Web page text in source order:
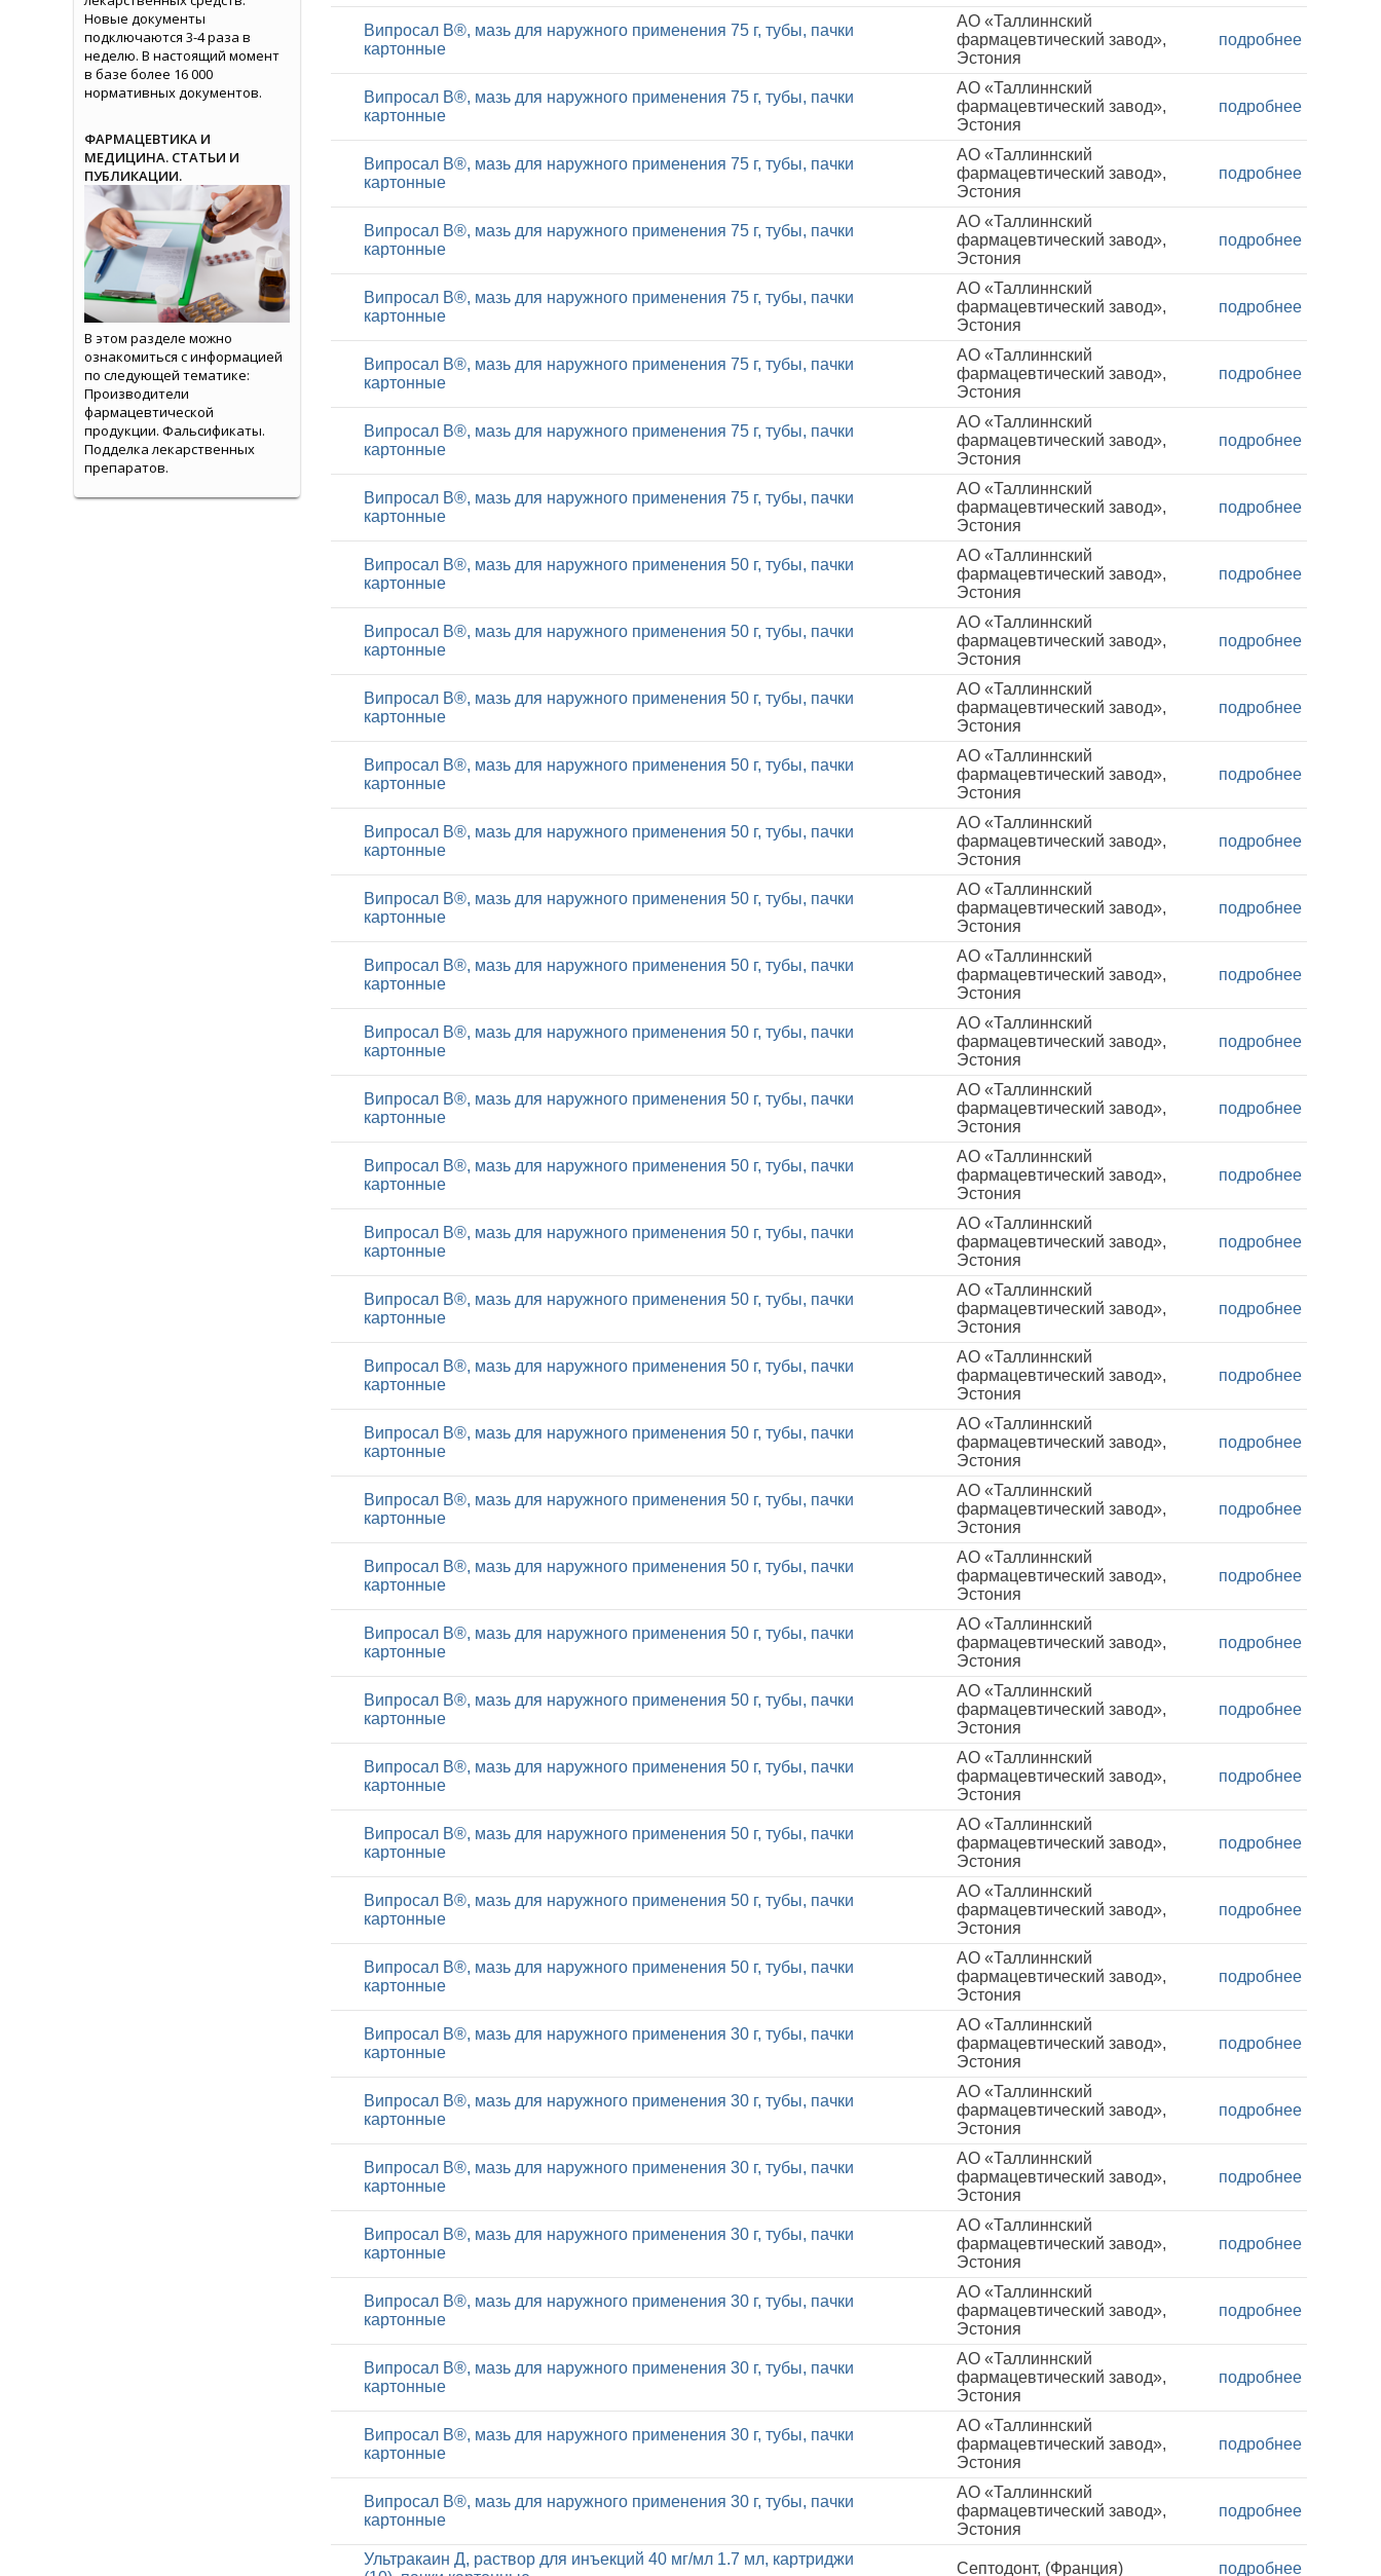
Випросал В®, мазь для наружного применения 75 г, тубы, пачки
картонные
АО «Таллиннский
фармацевтический завод»,
Эстония
подробнее
Випросал В®, мазь для наружного применения 75 г, тубы, пачки
картонные
АО «Таллиннский
фармацевтический завод»,
Эстония
подробнее
Випросал В®, мазь для наружного применения 75 г, тубы, пачки
картонные
АО «Таллиннский
фармацевтический завод»,
Эстония
подробнее
Випросал В®, мазь для наружного применения 75 г, тубы, пачки
картонные
АО «Таллиннский
фармацевтический завод»,
Эстония
подробнее
Випросал В®, мазь для наружного применения 75 г, тубы, пачки
картонные
АО «Таллиннский
фармацевтический завод»,
Эстония
подробнее
Випросал В®, мазь для наружного применения 75 г, тубы, пачки
картонные
АО «Таллиннский
фармацевтический завод»,
Эстония
подробнее
Випросал В®, мазь для наружного применения 75 г, тубы, пачки
картонные
АО «Таллиннский
фармацевтический завод»,
Эстония
подробнее
Випросал В®, мазь для наружного применения 75 г, тубы, пачки
картонные
АО «Таллиннский
фармацевтический завод»,
Эстония
подробнее
Випросал В®, мазь для наружного применения 50 г, тубы, пачки
картонные
АО «Таллиннский
фармацевтический завод»,
Эстония
подробнее
Випросал В®, мазь для наружного применения 50 г, тубы, пачки
картонные
АО «Таллиннский
фармацевтический завод»,
Эстония
подробнее
Випросал В®, мазь для наружного применения 50 г, тубы, пачки
картонные
АО «Таллиннский
фармацевтический завод»,
Эстония
подробнее
Випросал В®, мазь для наружного применения 50 г, тубы, пачки
картонные
АО «Таллиннский
фармацевтический завод»,
Эстония
подробнее
Випросал В®, мазь для наружного применения 50 г, тубы, пачки
картонные
АО «Таллиннский
фармацевтический завод»,
Эстония
подробнее
Випросал В®, мазь для наружного применения 50 г, тубы, пачки
картонные
АО «Таллиннский
фармацевтический завод»,
Эстония
подробнее
Випросал В®, мазь для наружного применения 50 г, тубы, пачки
картонные
АО «Таллиннский
фармацевтический завод»,
Эстония
подробнее
Випросал В®, мазь для наружного применения 50 г, тубы, пачки
картонные
АО «Таллиннский
фармацевтический завод»,
Эстония
подробнее
Випросал В®, мазь для наружного применения 50 г, тубы, пачки
картонные
АО «Таллиннский
фармацевтический завод»,
Эстония
подробнее
Випросал В®, мазь для наружного применения 50 г, тубы, пачки
картонные
АО «Таллиннский
фармацевтический завод»,
Эстония
подробнее
Випросал В®, мазь для наружного применения 50 г, тубы, пачки
картонные
АО «Таллиннский
фармацевтический завод»,
Эстония
подробнее
Випросал В®, мазь для наружного применения 50 г, тубы, пачки
картонные
АО «Таллиннский
фармацевтический завод»,
Эстония
подробнее
Випросал В®, мазь для наружного применения 50 г, тубы, пачки
картонные
АО «Таллиннский
фармацевтический завод»,
Эстония
подробнее
Випросал В®, мазь для наружного применения 50 г, тубы, пачки
картонные
АО «Таллиннский
фармацевтический завод»,
Эстония
подробнее
Випросал В®, мазь для наружного применения 50 г, тубы, пачки
картонные
АО «Таллиннский
фармацевтический завод»,
Эстония
подробнее
Випросал В®, мазь для наружного применения 50 г, тубы, пачки
картонные
АО «Таллиннский
фармацевтический завод»,
Эстония
подробнее
Випросал В®, мазь для наружного применения 50 г, тубы, пачки
картонные
АО «Таллиннский
фармацевтический завод»,
Эстония
подробнее
Випросал В®, мазь для наружного применения 50 г, тубы, пачки
картонные
АО «Таллиннский
фармацевтический завод»,
Эстония
подробнее
Випросал В®, мазь для наружного применения 50 г, тубы, пачки
картонные
АО «Таллиннский
фармацевтический завод»,
Эстония
подробнее
Випросал В®, мазь для наружного применения 50 г, тубы, пачки
картонные
АО «Таллиннский
фармацевтический завод»,
Эстония
подробнее
Випросал В®, мазь для наружного применения 50 г, тубы, пачки
картонные
АО «Таллиннский
фармацевтический завод»,
Эстония
подробнее
Випросал В®, мазь для наружного применения 50 г, тубы, пачки
картонные
АО «Таллиннский
фармацевтический завод»,
Эстония
подробнее
Випросал В®, мазь для наружного применения 30 г, тубы, пачки
картонные
АО «Таллиннский
фармацевтический завод»,
Эстония
подробнее
Випросал В®, мазь для наружного применения 30 г, тубы, пачки
картонные
АО «Таллиннский
фармацевтический завод»,
Эстония
подробнее
Випросал В®, мазь для наружного применения 30 г, тубы, пачки
картонные
АО «Таллиннский
фармацевтический завод»,
Эстония
подробнее
Випросал В®, мазь для наружного применения 30 г, тубы, пачки
картонные
АО «Таллиннский
фармацевтический завод»,
Эстония
подробнее
Випросал В®, мазь для наружного применения 30 г, тубы, пачки
картонные
АО «Таллиннский
фармацевтический завод»,
Эстония
подробнее
Випросал В®, мазь для наружного применения 30 г, тубы, пачки
картонные
АО «Таллиннский
фармацевтический завод»,
Эстония
подробнее
Випросал В®, мазь для наружного применения 30 г, тубы, пачки
картонные
АО «Таллиннский
фармацевтический завод»,
Эстония
подробнее
Випросал В®, мазь для наружного применения 30 г, тубы, пачки
картонные
АО «Таллиннский
фармацевтический завод»,
Эстония
подробнее
Ультракаин Д, раствор для инъекций 40 мг/мл 1.7 мл, картриджи
Септодонт, (Франция) подробнее
Новые документы
подключаются 3-4 раза в
неделю. В настоящий момент
в базе более 16 000
нормативных документов.
ФАРМАЦЕВТИКА И
МЕДИЦИНА. СТАТЬИ И
ПУБЛИКАЦИИ.
В этом разделе можно
ознакомиться с информацией
по следующей тематике:
Производители
фармацевтической
продукции. Фальсификаты.
Подделка лекарственных
препаратов.